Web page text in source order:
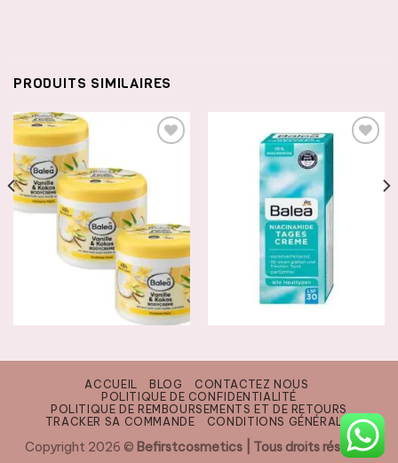
PRODUITS SIMILAIRES
AJOUTER
À LA
LISTE DE
SOUHAITS
CFA
AJOUTER AU PANIER
AJOUTER
À LA
LISTE DE
7500CFA
AJOUTER AU PANIER
ACCUEIL BLOG
CONTACTEZ NOUS
POLITIQUE DE CONFIDENTIALITÉ
POLITIQUE DE REMBOURSEMENTS ET DE RETOURS
TRACKER SA COMMANDE
CONDITIONS GÉNÉRALES
Copyright 2026 © Befirstcosmetics | Tous droits réservés